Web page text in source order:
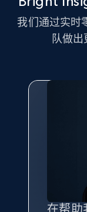
info, Stars,
URL, Product
Seller
我们通过实时
队做出
在帮助
Bright
我们之
借助